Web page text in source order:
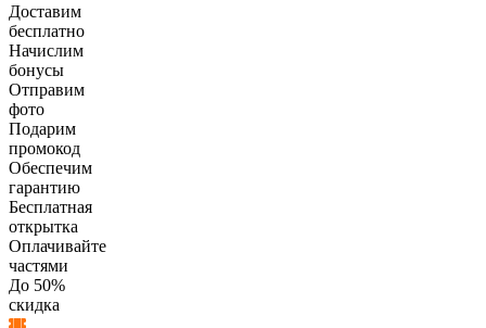
Доставим
бесплатно
Начислим
бонусы
Отправим
фото
Подарим
промокод
Обеспечим
гарантию
Бесплатная
открытка
Оплачивайте
частями
До 50%
скидка